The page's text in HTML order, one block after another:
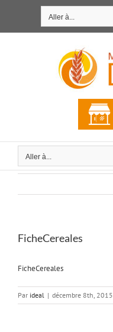
Aller à...
Aller à...
FicheCereales
FicheCereales
Par ideal | décembre 8th, 2015